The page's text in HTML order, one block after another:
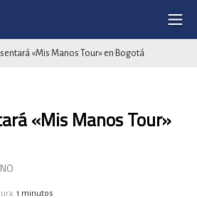
«Mis Manos Tour» en Bogotá
«Mis Manos Tour»
1 minutos